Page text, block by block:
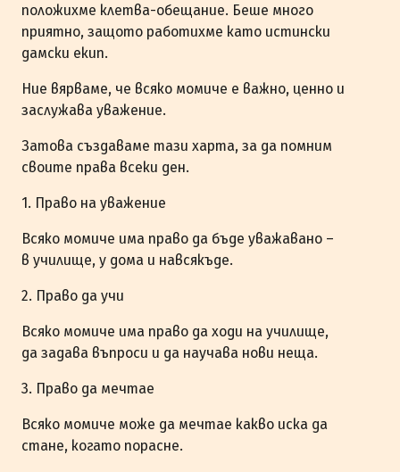
положихме клетва-обещание. Беше много
приятно, защото работихме като истински
дамски екип.
Ние вярваме, че всяко момиче е важно, ценно и
заслужава уважение.
Затова създаваме тази харта, за да помним
своите права всеки ден.
1. Право на уважение
Всяко момиче има право да бъде уважавано –
в училище, у дома и навсякъде.
2. Право да учи
Всяко момиче има право да ходи на училище,
да задава въпроси и да научава нови неща.
3. Право да мечтае
Всяко момиче може да мечтае какво иска да
стане, когато порасне.